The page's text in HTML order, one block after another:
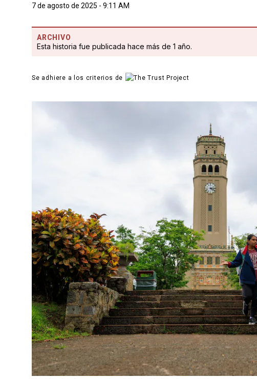
7 de agosto de 2025 - 9:11 AM
ARCHIVO
Esta historia fue publicada hace más de 1 año.
Se adhiere a los criterios de